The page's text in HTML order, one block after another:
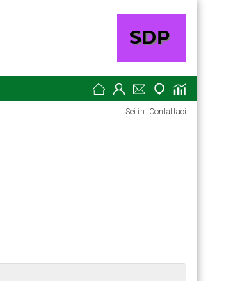
Sei in: Contattaci